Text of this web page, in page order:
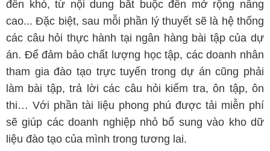
đến khó, từ nội dung bắt buộc đến mở rộng nâng
cao... Đặc biệt, sau mỗi phần lý thuyết sẽ là hệ thống
các câu hỏi thực hành tại ngân hàng bài tập của dự
án. Để đảm bảo chất lượng học tập, các doanh nhân
tham gia đào tạo trực tuyến trong dự án cũng phải
làm bài tập, trả lời các câu hỏi kiểm tra, ôn tập, ôn
thi… Với phần tài liệu phong phú được tải miễn phí
sẽ giúp các doanh nghiệp nhỏ bổ sung vào kho dữ
liệu đào tạo của mình trong tương lai.